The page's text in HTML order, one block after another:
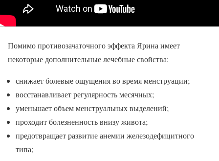
Помимо противозачаточного эффекта Ярина имеет
некоторые дополнительные лечебные свойства:
снижает болевые ощущения во время менструации;
восстанавливает регулярность месячных;
уменьшает объем менструальных выделений;
проходит болезненность внизу живота;
предотвращает развитие анемии железодефицитного
типа;